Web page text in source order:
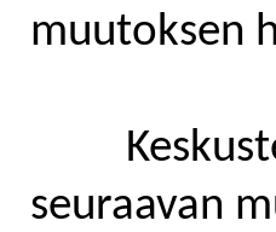
muutoksen
seuraavan